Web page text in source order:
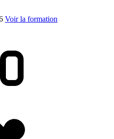
Voir la formation